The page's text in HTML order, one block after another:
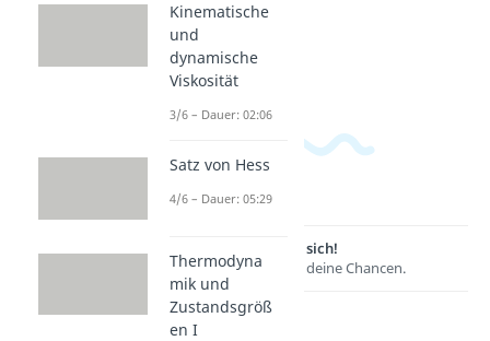
Lernen lohnt sich!
Entdecke hier deine Chancen.
Kinematische
und
dynamische
Viskosität
3/6 – Dauer: 02:06
Satz von Hess
4/6 – Dauer: 05:29
Thermodyna
mik und
Zustandsgröß
en I